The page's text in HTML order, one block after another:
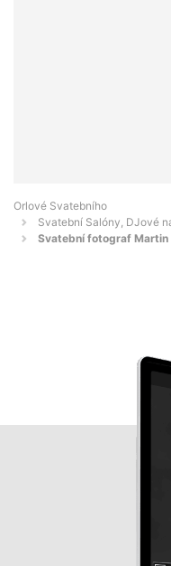
Orlové Svatebního
Svatební Salóny, DJové
Svatební fotograf Martin